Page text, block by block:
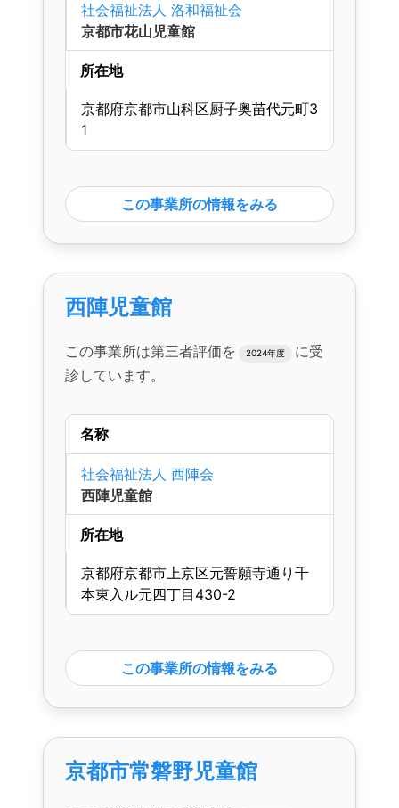
社会福祉法人 洛和福祉会
京都市花山児童館
所在地
京都府京都市山科区厨子奥苗代元町3
1
この事業所の情報をみる
西陣児童館
この事業所は第三者評価を 2024年度
に受
診しています。
名称
社会福祉法人 西陣会
西陣児童館
所在地
京都府京都市上京区元誓願寺通り千
本東入ル元四丁目430-2
この事業所の情報をみる
京都市常磐野児童館